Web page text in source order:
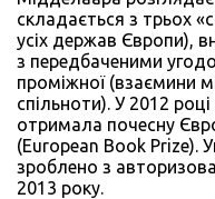
складається з трьох
усіх держав Європи),
з передбаченими
проміжної (взаємини
спільноти). У 2012
отримала почесну
(European Book Prize).
зроблено з
2013 року.